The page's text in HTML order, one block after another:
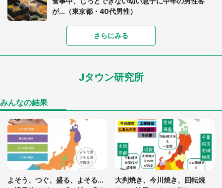
が...（東京都・40代男性）
「富豪すぎ」1歳息子の〝店頭駄々こね〟の内容に1.
7万人驚がく 「お菓子売り場ならまだしも...」「ハ
ードル高い」
あまりにも四角すぎる猫、激写される 「これもう
「閉所恐怖症の私は新幹線で大パニック。隣席の青
年に『手を繋いで』とお願いしたら...」 体験談に
8万人感動
グっちゃってた〝野生の野菜〟に6.5万人戦慄
さらにみる
Jタウン研究所
みんなの結果
よそう、つぐ、盛る、よそる...
大判焼き、今川焼き、回転焼